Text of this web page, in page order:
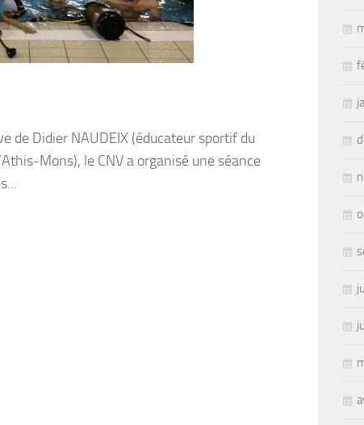
de Didier NAUDEIX (éducateur sportif du
Mons), le CNV a organisé une séance